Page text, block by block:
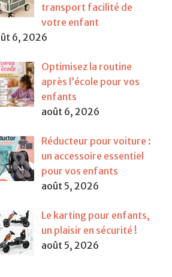
transport facilité de
votre enfant
6, 2026
Optimisez la routine
après l’école pour vos
enfants
août 6, 2026
Réducteur pour voiture :
un accessoire essentiel
pour vos enfants
août 5, 2026
Le karting pour enfants,
un plaisir en sécurité !
août 5, 2026